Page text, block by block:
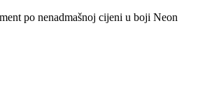
po nenadmašnoj cijeni u boji Neon